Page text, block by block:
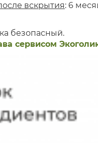
вскрытия: 6
безопасный.
сервисом